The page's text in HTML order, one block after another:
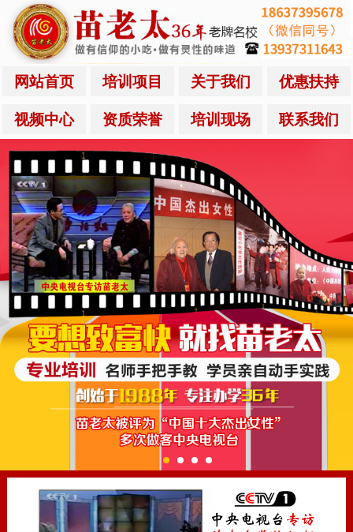
网站首页 培训项目 关于我们 优惠扶持
视频中心 资质荣誉 培训现场 联系我们
1 2 3